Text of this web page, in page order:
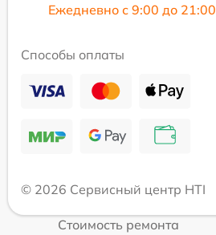
Ежедневно с 9:00 до 21:00
Способы оплаты
© 2026 Сервисный центр HTI
Стоимость ремонта